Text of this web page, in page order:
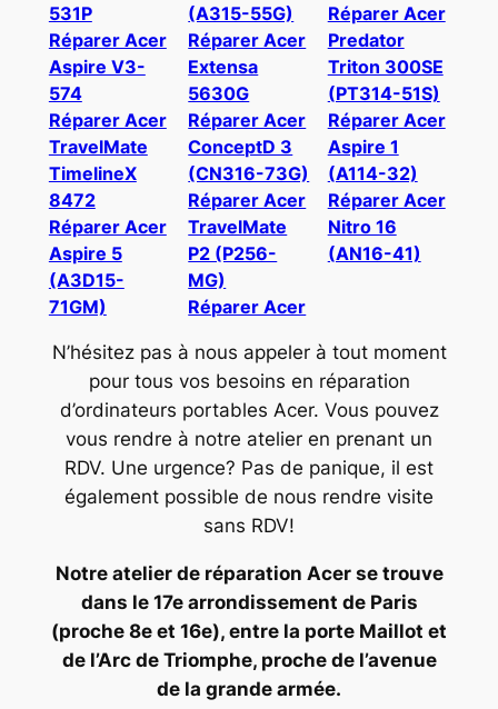
531P
Réparer Acer
Aspire V3-
574
Réparer Acer
TravelMate
TimelineX
8472
Réparer Acer
Aspire 5
(A3D15-
71GM)
(A315-55G)
Réparer Acer
Extensa
5630G
Réparer Acer
ConceptD 3
(CN316-73G)
Réparer Acer
TravelMate
P2 (P256-
MG)
Réparer Acer
Réparer Acer
Predator
Triton 300SE
(PT314-51S)
Réparer Acer
Aspire 1
(A114-32)
Réparer Acer
Nitro 16
(AN16-41)
N’hésitez pas à nous appeler à tout moment
pour tous vos besoins en réparation
d’ordinateurs portables Acer. Vous pouvez
vous rendre à notre atelier en prenant un
RDV. Une urgence? Pas de panique, il est
également possible de nous rendre visite
sans RDV!
Notre atelier de réparation Acer se trouve
dans le 17e arrondissement de Paris
(proche 8e et 16e), entre la porte Maillot et
de l’Arc de Triomphe, proche de l’avenue
de la grande armée.